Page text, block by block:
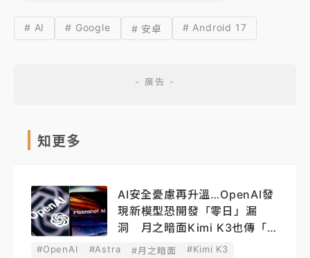
# AI # Google # 安卓 # Android 17
知更多
AI安全憂慮再升溫…OpenAI發
現新模型恐開發「零日」漏
洞 月之暗面Kimi K3也傳「越
獄」
#OpenAI #Astra #月之暗面
#Kimi K3